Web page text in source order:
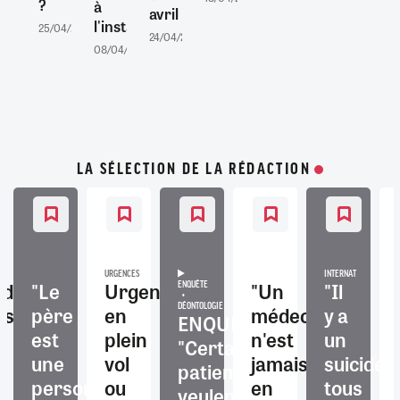
25/04/2025 2
à
l'installation
08/04/2025
avril
24/04/2025
LA SÉLECTION DE LA RÉDACTION
"Le
père
est
une
personne
URGENCES
Urgences
en
plein
vol
ou
ENQUÊTE
DÉONTOLOGIE
ENQUÊTE.
"Certains
patients
"Un
médecin
n'est
jamais
en
INTERNAT
"Il
y a
un
suicide
tous